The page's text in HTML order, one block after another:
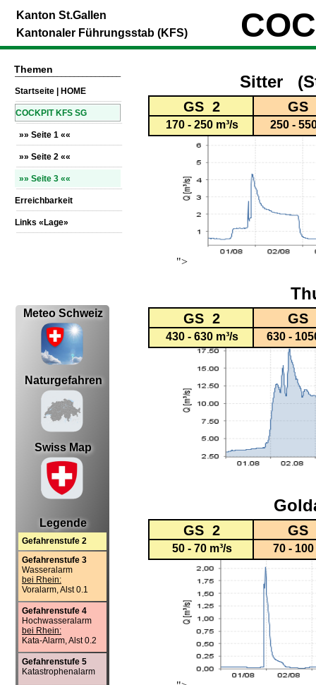
630 -
430 - 630 m³/s
GS
GS 2
70 - 100
50 - 70 m³/s
GS
GS 2
250 -
170 - 250 m³/s
GS
GS 2
Sitter
">
Swiss Map
Meteo Schweiz
Naturgefahren
Legende
Gefahrenstufe 5
Katastrophenalarm
Gefahrenstufe 4
Hochwasseralarm
bei Rhein:
Kata-Alarm, Alst 0.2
Gefahrenstufe 3
Wasseralarm
bei Rhein:
Voralarm, Alst 0.1
Gefahrenstufe 2
_________________________
Links «Lage»
Erreichbarkeit
COCKPIT KFS SG
»» Seite 3 ««
»» Seite 2 ««
»» Seite 1 ««
_________________________
Startseite | HOME
_________________________
_________________________
Themen
Kantonaler Führungsstab (KFS)
Kanton St.Gallen